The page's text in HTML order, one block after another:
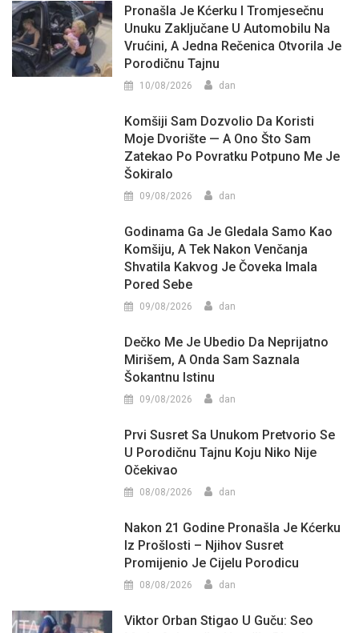
Pronašla Je Kćerku I Tromjesečnu
Unuku Zaključane U Automobilu Na
Vrućini, A Jedna Rečenica Otvorila Je
Porodičnu Tajnu
10/08/2026 dan
Komšiji Sam Dozvolio Da Koristi
Moje Dvorište — A Ono Što Sam
Zatekao Po Povratku Potpuno Me Je
Šokiralo
09/08/2026 dan
Godinama Ga Je Gledala Samo Kao
Komšiju, A Tek Nakon Venčanja
Shvatila Kakvog Je Čoveka Imala
Pored Sebe
09/08/2026 dan
Dečko Me Je Ubedio Da Neprijatno
Mirišem, A Onda Sam Saznala
Šokantnu Istinu
09/08/2026 dan
Prvi Susret Sa Unukom Pretvorio Se
U Porodičnu Tajnu Koju Niko Nije
Očekivao
08/08/2026 dan
Nakon 21 Godine Pronašla Je Kćerku
Iz Prošlosti – Njihov Susret
Promijenio Je Cijelu Porodicu
08/08/2026 dan
Viktor Orban Stigao U Guču: Seo